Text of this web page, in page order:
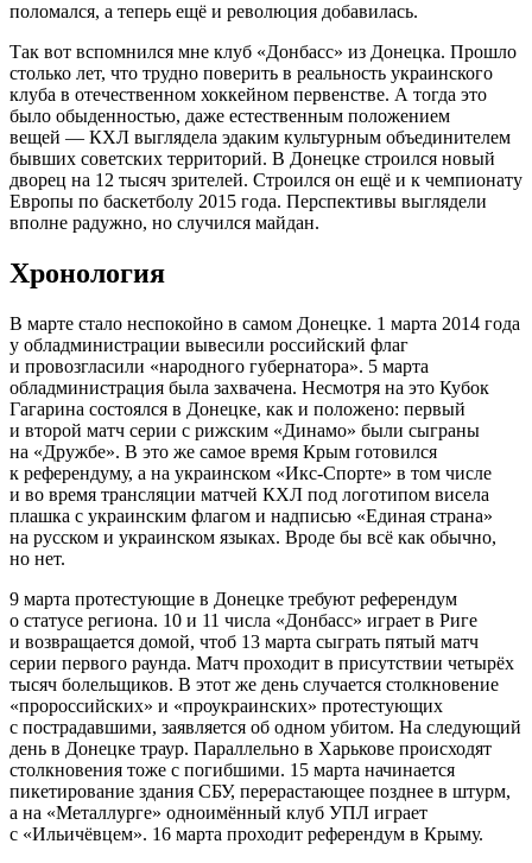
поломался, а теперь ещё и революция добавилась.
Так вот вспомнился мне клуб «Донбасс» из Донецка. Прошло
столько лет, что трудно поверить в реальность украинского
клуба в отечественном хоккейном первенстве. А тогда это
было обыденностью, даже естественным положением
вещей — КХЛ выглядела эдаким культурным объединителем
бывших советских территорий. В Донецке строился новый
дворец на 12 тысяч зрителей. Строился он ещё и к чемпионату
Европы по баскетболу 2015 года. Перспективы выглядели
вполне радужно, но случился майдан.
Хронология
В марте стало неспокойно в самом Донецке. 1 марта 2014 года
у обладминистрации вывесили российский флаг
и провозгласили «народного губернатора». 5 марта
обладминистрация была захвачена. Несмотря на это Кубок
Гагарина состоялся в Донецке, как и положено: первый
и второй матч серии с рижским «Динамо» были сыграны
на «Дружбе». В это же самое время Крым готовился
к референдуму, а на украинском «Икс-Спорте» в том числе
и во время трансляции матчей КХЛ под логотипом висела
плашка с украинским флагом и надписью «Единая страна»
на русском и украинском языках. Вроде бы всё как обычно,
но нет.
9 марта протестующие в Донецке требуют референдум
о статусе региона. 10 и 11 числа «Донбасс» играет в Риге
и возвращается домой, чтоб 13 марта сыграть пятый матч
серии первого раунда. Матч проходит в присутствии четырёх
тысяч болельщиков. В этот же день случается столкновение
«пророссийских» и «проукраинских» протестующих
с пострадавшими, заявляется об одном убитом. На следующий
день в Донецке траур. Параллельно в Харькове происходят
столкновения тоже с погибшими. 15 марта начинается
пикетирование здания СБУ, перерастающее позднее в штурм,
а на «Металлурге» одноимённый клуб УПЛ играет
с «Ильичёвцем». 16 марта проходит референдум в Крыму.